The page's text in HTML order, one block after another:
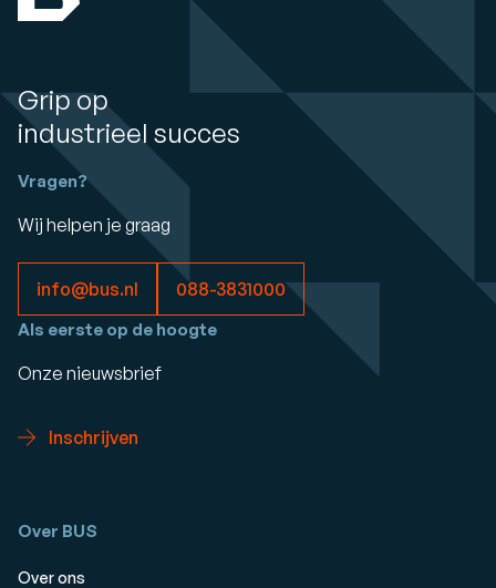
Grip op
industrieel succes
Vragen?
Wij helpen je graag
info@bus.nl 088-3831000
Als eerste op de hoogte
Onze nieuwsbrief
Inschrijven
Over BUS
Over ons